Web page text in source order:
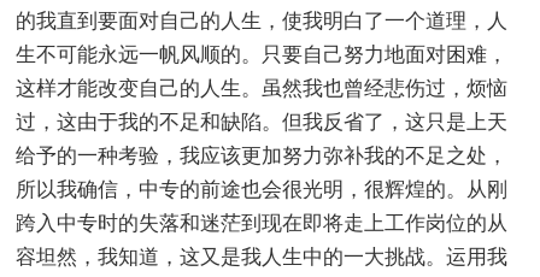
的我直到要面对自己的人生，使我明白了一个道理，人
生不可能永远一帆风顺的。只要自己努力地面对困难，
这样才能改变自己的人生。虽然我也曾经悲伤过，烦恼
过，这由于我的不足和缺陷。但我反省了，这只是上天
给予的一种考验，我应该更加努力弥补我的不足之处，
所以我确信，中专的前途也会很光明，很辉煌的。从刚
跨入中专时的失落和迷茫到现在即将走上工作岗位的从
容坦然，我知道，这又是我人生中的一大挑战。运用我